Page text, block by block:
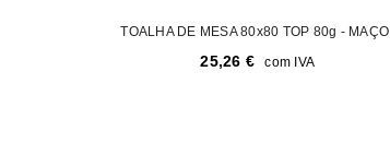
TOALHA DE MESA 80x80 TOP 80g - MAÇO
25,26 € com IVA